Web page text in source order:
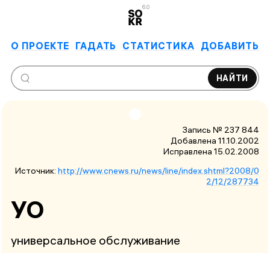
6.0
О ПРОЕКТЕ ГАДАТЬ СТАТИСТИКА ДОБАВИТЬ
НАЙТИ
Запись № 237 844
Добавлена 11.10.2002
Исправлена 15.02.2008
Источник: http://www.cnews.ru/news/line/index.shtml?2008/0
2/12/287734
УО
универсальное обслуживание